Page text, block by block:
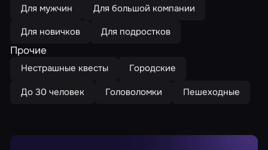
Для мужчин
Для большой компании
Для новичков
Для подростков
Прочие
Нестрашные квесты
Городские
До 30 человек
Головоломки Пешеходные